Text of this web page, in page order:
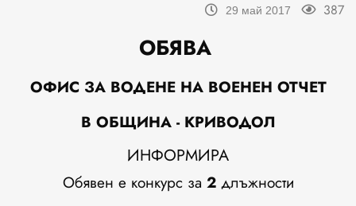
29 май 2017 387
ОБЯВА
ОФИС ЗА ВОДЕНЕ НА ВОЕНЕН ОТЧЕТ
В ОБЩИНА - КРИВОДОЛ
ИНФОРМИРА
Обявен е конкурс за 2длъжности